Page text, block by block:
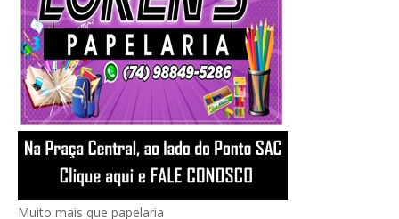
Muito mais que papelaria